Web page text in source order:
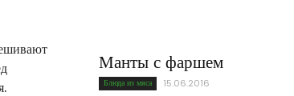
Манты с фаршем
Блюда из мяса 15.06.2016